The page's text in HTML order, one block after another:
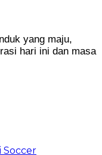
yang maju,
hari ini dan masa
Soccer